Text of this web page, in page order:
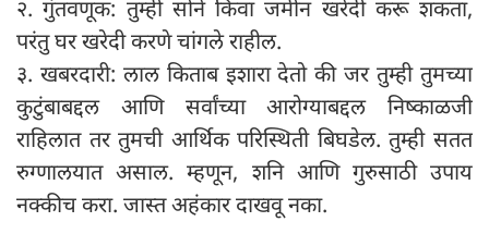
२. गुंतवणूक: तुम्ही सोने किंवा जमीन खरेदी करू शकता,
परंतु घर खरेदी करणे चांगले राहील.
३. खबरदारी: लाल किताब इशारा देतो की जर तुम्ही तुमच्या
कुटुंबाबद्दल आणि सर्वांच्या आरोग्याबद्दल निष्काळजी
राहिलात तर तुमची आर्थिक परिस्थिती बिघडेल. तुम्ही सतत
रुग्णालयात असाल. म्हणून, शनि आणि गुरुसाठी उपाय
नक्कीच करा. जास्त अहंकार दाखवू नका.